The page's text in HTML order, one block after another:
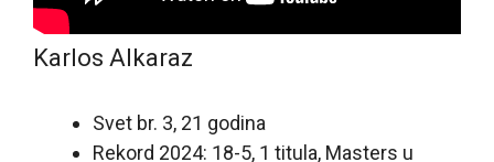
Karlos Alkaraz
Svet br. 3, 21 godina
Rekord 2024: 18-5, 1 titula, Masters u